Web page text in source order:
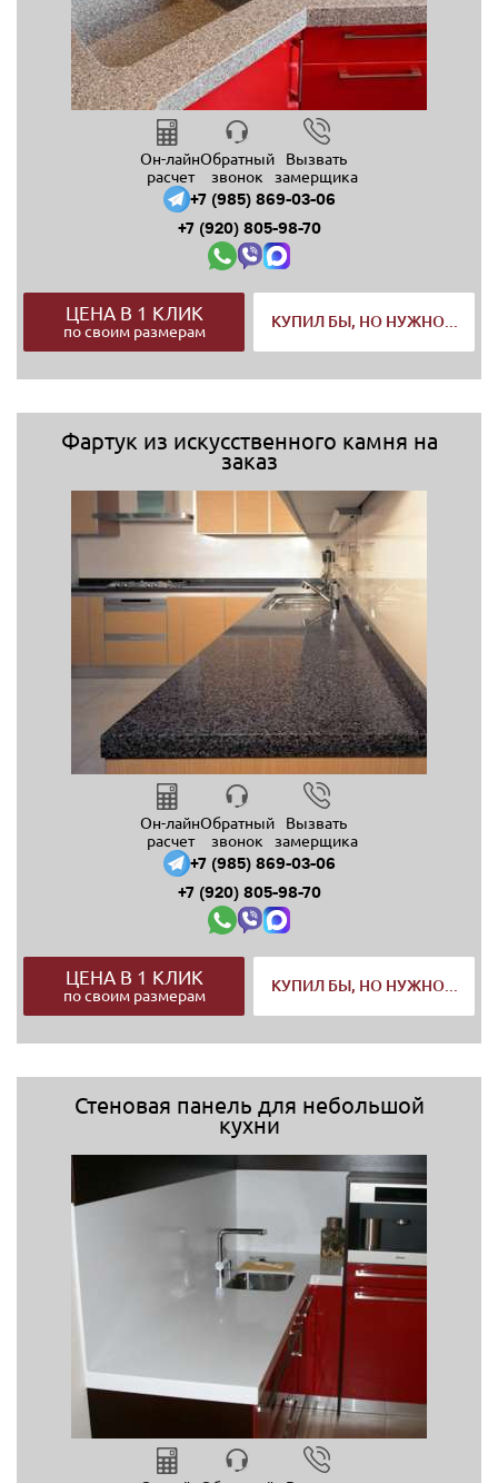
Он-лайн
расчет
Обратный
звонок
Вызвать
замерщика
+7 (985) 869-03-06
+7 (920) 805-98-70
ЦЕНА В 1 КЛИК
по своим размерам
КУПИЛ БЫ, НО НУЖНО...
Фартук из искусственного камня на
заказ
Он-лайн
расчет
Обратный
звонок
Вызвать
замерщика
+7 (985) 869-03-06
+7 (920) 805-98-70
ЦЕНА В 1 КЛИК
по своим размерам
КУПИЛ БЫ, НО НУЖНО...
Стеновая панель для небольшой
кухни